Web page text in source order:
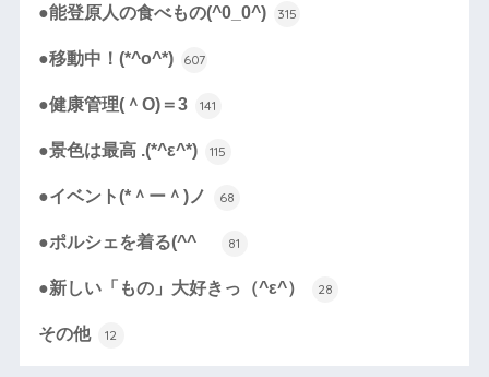
●能登原人の食べもの(^0_0^) 315
●移動中！(*^o^*) 607
●健康管理(＾O)＝3 141
●景色は最高 .(*^ε^*) 115
●イベント(*＾ー＾)ノ 68
●ポルシェを着る(^^ゞ 81
●新しい「もの」大好きっ（^ε^） 28
その他 12